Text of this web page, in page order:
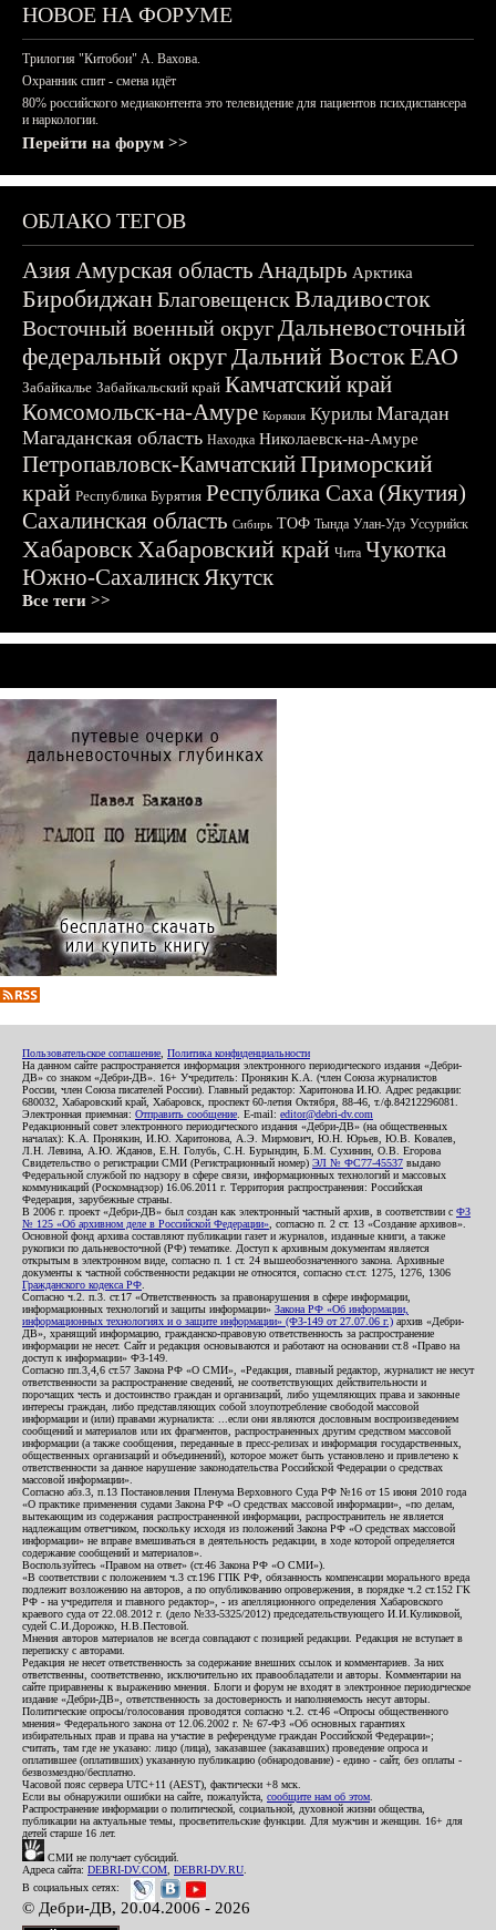
НОВОЕ НА ФОРУМЕ
Трилогия "Китобои" А. Вахова.
Охранник спит - смена идёт
80% российского медиаконтента это телевидение для пациентов психдиспансера
и наркологии.
Перейти на форум >>
ОБЛАКО ТЕГОВ
АзияАмурская область Анадырь Арктика
БиробиджанБлаговещенскВладивосток
Восточный военный округДальневосточный
федеральный округДальний ВостокЕАО
Забайкалье Забайкальский край Камчатский край
Комсомольск-на-Амуре Корякия Курилы Магадан
Магаданская область Находка Николаевск-на-Амуре
Петропавловск-КамчатскийПриморский
край Республика Бурятия Республика Саха (Якутия)
Сахалинская область Сибирь ТОФ Тында Улан-Удэ Уссурийск
ХабаровскХабаровский край Чита Чукотка
Южно-СахалинскЯкутск
Все теги >>
Пользовательское соглашение Политика конфиденциальности
На данном сайте распространяется информация электронного периодического издания «Дебри-
ДВ» со знаком «Дебри-ДВ». 16+ Учредитель: Пронякин К.А. (член Союза журналистов
России, член Союза писателей России). Главный редактор: Харитонова И.Ю. Адрес редакции:
680032, Хабаровский край, Хабаровск, проспект 60-летия Октября, 88-46, т./ф.84212296081.
Электронная приемная: Отправить сообщение . E-mail: editor@debri-dv.com
Редакционный совет электронного периодического издания «Дебри-ДВ» (на общественных
началах): К.А. Пронякин, И.Ю. Харитонова, А.Э. Мирмович, Ю.Н. Юрьев, Ю.В. Ковалев,
Л.Н. Левина, А.Ю. Жданов, Е.Н. Голубь, С.Н. Бурындин, Б.М. Сухинин, О.В. Егорова
Свидетельство о регистрации СМИ (Регистрационный номер) ЭЛ № ФС77-45537 выдано
Федеральной службой по надзору в сфере связи, информационных технологий и массовых
коммуникаций (Роскомнадзор) 16.06.2011 г. Территория распространения: Российская
Федерация, зарубежные страны.
В 2006 г. проект «Дебри-ДВ» был создан как электронный частный архив, в соответствии с ФЗ
№ 125 «Об архивном деле в Российской Федерации» , согласно п. 2 ст. 13 «Создание архивов».
Основной фонд архива составляют публикации газет и журналов, изданные книги, а также
рукописи по дальневосточной (РФ) тематике. Доступ к архивным документам является
открытым в электронном виде, согласно п. 1 ст. 24 вышеобозначенного закона. Архивные
документы к частной собственности редакции не относятся, согласно ст.ст. 1275, 1276, 1306
Гражданского кодекса РФ
Согласно ч.2. п.3. ст.17 «Ответственность за правонарушения в сфере информации,
информационных технологий и защиты информации» Закона РФ «Об информации,
информационных технологиях и о защите информации» (ФЗ-149 от 27.07.06 г.) архив «Дебри-
ДВ», хранящий информацию, гражданско-правовую ответственность за распространение
информации не несет. Сайт и редакция основываются и работают на основании ст.8 «Право на
доступ к информации» ФЗ-149.
Согласно пп.3,4,6 ст.57 Закона РФ «О СМИ», «Редакция, главный редактор, журналист не несут
ответственности за распространение сведений, не соответствующих действительности и
порочащих честь и достоинство граждан и организаций, либо ущемляющих права и законные
интересы граждан, либо представляющих собой злоупотребление свободой массовой
информации и (или) правами журналиста: ...если они являются дословным воспроизведением
сообщений и материалов или их фрагментов, распространенных другим средством массовой
информации (а также сообщения, переданные в пресс-релизах и информация государственных,
общественных организаций и объединений), которое может быть установлено и привлечено к
ответственности за данное нарушение законодательства Российской Федерации о средствах
массовой информации».
Согласно абз.3, п.13 Постановления Пленума Верховного Суда РФ №16 от 15 июня 2010 года
«О практике применения судами Закона РФ «О средствах массовой информации», «по делам,
вытекающим из содержания распространенной информации, распространитель не является
надлежащим ответчиком, поскольку исходя из положений Закона РФ «О средствах массовой
информации» не вправе вмешиваться в деятельность редакции, в ходе которой определяется
содержание сообщений и материалов».
Воспользуйтесь «Правом на ответ» (ст.46 Закона РФ «О СМИ»).
«В соответствии с положением ч.3 ст.196 ГПК РФ, обязанность компенсации морального вреда
подлежит возложению на авторов, а по опубликованию опровержения, в порядке ч.2 ст.152 ГК
РФ - на учредителя и главного редактор», - из апелляционного определения Хабаровского
краевого суда от 22.08.2012 г. (дело №33-5325/2012) председательствующего И.И.Куликовой,
судей С.И.Дорожко, Н.В.Пестовой.
Мнения авторов материалов не всегда совпадают с позицией редакции. Редакция не вступает в
переписку с авторами.
Редакция не несет ответственность за содержание внешних ссылок и комментариев. За них
ответственны, соответственно, исключительно их правообладатели и авторы. Комментарии на
сайте приравнены к выражению мнения. Блоги и форум не входят в электронное периодическое
издание «Дебри-ДВ», ответственность за достоверность и наполняемость несут авторы.
Политические опросы/голосования проводятся согласно ч.2. ст.46 «Опросы общественного
мнения» Федерального закона от 12.06.2002 г. № 67-ФЗ «Об основных гарантиях
избирательных прав и права на участие в референдуме граждан Российской Федерации»;
считать, там где не указано: лицо (лица), заказавшее (заказавших) проведение опроса и
оплатившее (оплативших) указанную публикацию (обнародование) - едино - сайт, без оплаты -
безвозмездно/бесплатно.
Часовой пояс сервера UTC+11 (AEST), фактически +8 мск.
Если вы обнаружили ошибки на сайте, пожалуйста, сообщите нам об этом
Распространение информации о политической, социальной, духовной жизни общества,
публикации на актуальные темы, просветительские функции. Для мужчин и женщин. 16+ для
детей старше 16 лет.
СМИ не получает субсидий.
Адреса сайта: DEBRI-DV.COM DEBRI-DV.RU
В социальных сетях:
© Дебри-ДВ, 20.04.2006 - 2026